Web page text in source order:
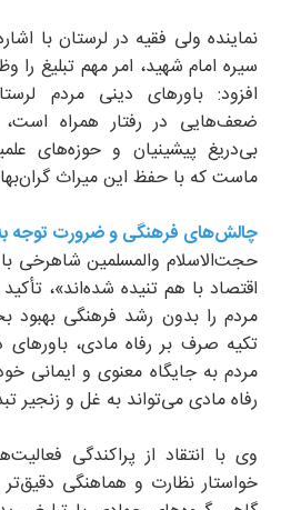
نماینده ولی فقیه در لرستان با
سیره امام شهید، امر مهم تبلیغ
افزود: باورهای دینی مردم
ضعف‌هایی در رفتار همراه
بی‌دریغ پیشینیان و حوزه‌های
ماست که با حفظ این میراث
چالش‌های فرهنگی و ضرورت توجه
حجت‌الاسلام والمسلمین شاهرخی
اقتصاد با هم تنیده شده‌اند»،
مردم را بدون رشد فرهنگی بهبود
تکیه صرف بر رفاه مادی،
مردم به جایگاه معنوی و ایمانی
رفاه مادی می‌تواند به غل و زنجیر
وی با انتقاد از پراکندگی
خواستار نظارت و هماهنگی